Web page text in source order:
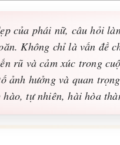
của phái nữ, câu hỏi
Không chỉ là vấn đề
rũ và cảm xúc trong
ảnh hưởng và quan
tự nhiên, hài hòa